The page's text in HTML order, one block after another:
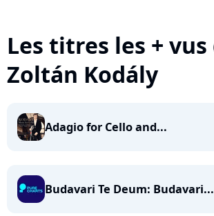
Les titres les + vus
Zoltán Kodály
Adagio for Cello and...
Budavari Te Deum: Budavari...